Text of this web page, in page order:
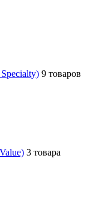
9 товаров
3 товара